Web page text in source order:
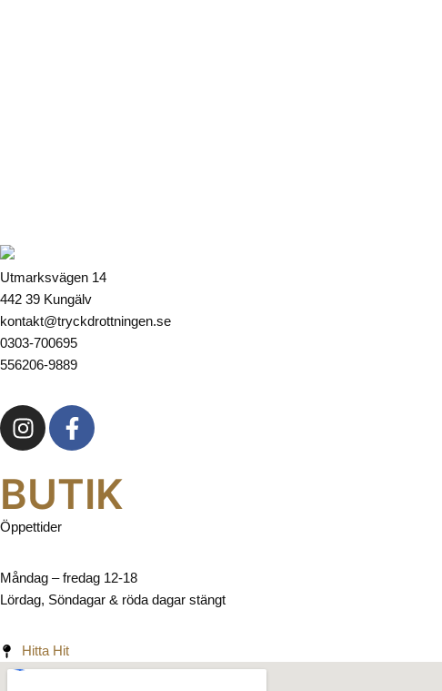
Utmarksvägen 14
442 39 Kungälv
kontakt@tryckdrottningen.se
0303-700695
556206-9889
BUTIK
Öppettider
Måndag – fredag 12-18
Lördag, Söndagar & röda dagar stängt
Hitta Hit